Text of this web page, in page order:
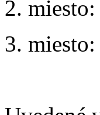
2.
3.